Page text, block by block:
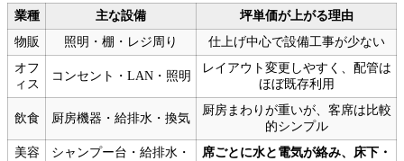
業種 主な設備
坪単価が上がる理由
物販
照明・棚・レジ周り
仕上げ中心で設備工事が少ない
オフ
ィス
コンセント・LAN・照明
レイアウト変更しやすく、配管は
ほぼ既存利用
飲食 厨房機器・給排水・換気
厨房まわりが重いが、客席は比較
的シンプル
美容
シャンプー台・給排水・
席ごとに水と電気が絡み、床下・